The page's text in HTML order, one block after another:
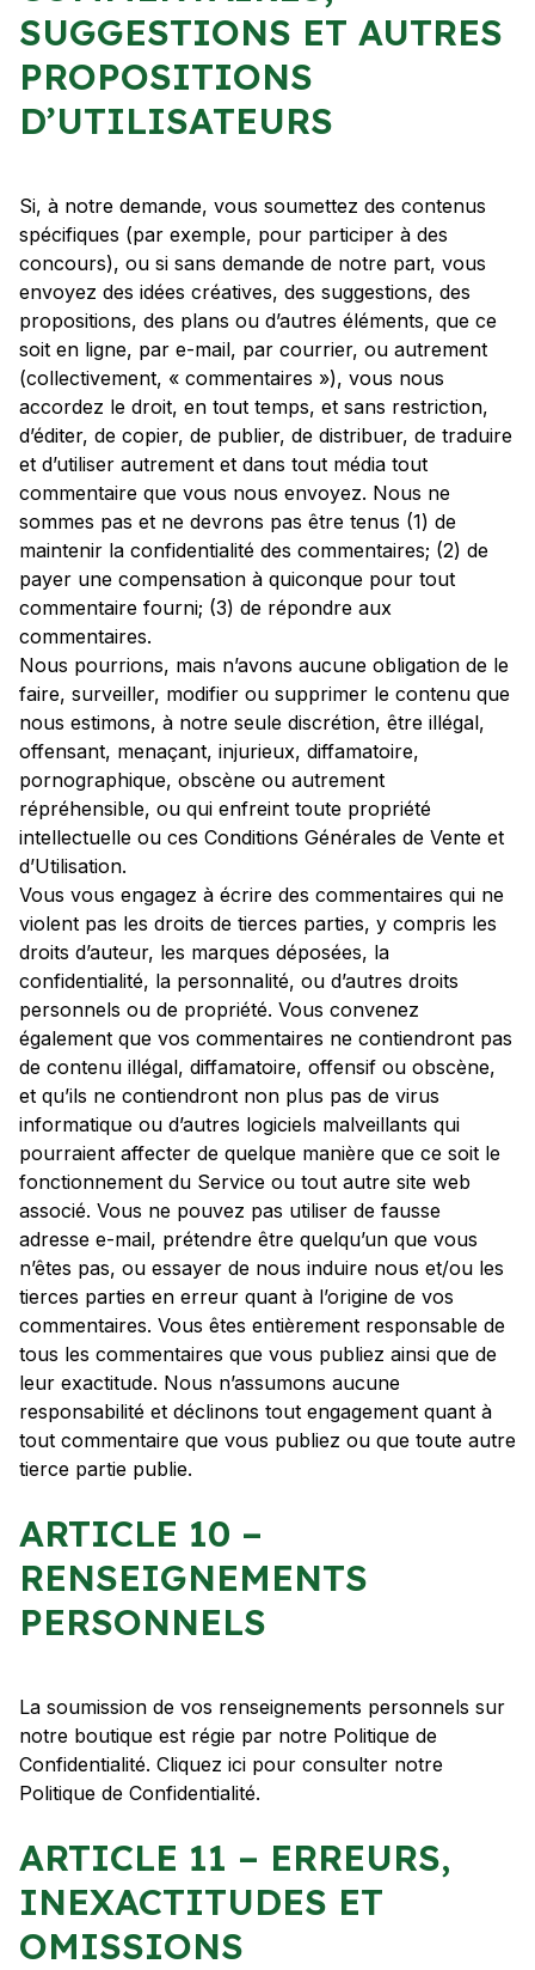
SUGGESTIONS ET AUTRES
PROPOSITIONS
D’UTILISATEURS
Si, à notre demande, vous soumettez des contenus
spécifiques (par exemple, pour participer à des
concours), ou si sans demande de notre part, vous
envoyez des idées créatives, des suggestions, des
propositions, des plans ou d’autres éléments, que ce
soit en ligne, par e-mail, par courrier, ou autrement
(collectivement, « commentaires »), vous nous
accordez le droit, en tout temps, et sans restriction,
d’éditer, de copier, de publier, de distribuer, de traduire
et d’utiliser autrement et dans tout média tout
commentaire que vous nous envoyez. Nous ne
sommes pas et ne devrons pas être tenus (1) de
maintenir la confidentialité des commentaires; (2) de
payer une compensation à quiconque pour tout
commentaire fourni; (3) de répondre aux
commentaires.
Nous pourrions, mais n’avons aucune obligation de le
faire, surveiller, modifier ou supprimer le contenu que
nous estimons, à notre seule discrétion, être illégal,
offensant, menaçant, injurieux, diffamatoire,
pornographique, obscène ou autrement
répréhensible, ou qui enfreint toute propriété
intellectuelle ou ces Conditions Générales de Vente et
d’Utilisation.
Vous vous engagez à écrire des commentaires qui ne
violent pas les droits de tierces parties, y compris les
droits d’auteur, les marques déposées, la
confidentialité, la personnalité, ou d’autres droits
personnels ou de propriété. Vous convenez
également que vos commentaires ne contiendront pas
de contenu illégal, diffamatoire, offensif ou obscène,
et qu’ils ne contiendront non plus pas de virus
informatique ou d’autres logiciels malveillants qui
pourraient affecter de quelque manière que ce soit le
fonctionnement du Service ou tout autre site web
associé. Vous ne pouvez pas utiliser de fausse
adresse e-mail, prétendre être quelqu’un que vous
n’êtes pas, ou essayer de nous induire nous et/ou les
tierces parties en erreur quant à l’origine de vos
commentaires. Vous êtes entièrement responsable de
tous les commentaires que vous publiez ainsi que de
leur exactitude. Nous n’assumons aucune
responsabilité et déclinons tout engagement quant à
tout commentaire que vous publiez ou que toute autre
tierce partie publie.
ARTICLE 10 –
RENSEIGNEMENTS
PERSONNELS
La soumission de vos renseignements personnels sur
notre boutique est régie par notre Politique de
Confidentialité. Cliquez ici pour consulter notre
Politique de Confidentialité.
ARTICLE 11 – ERREURS,
INEXACTITUDES ET
OMISSIONS